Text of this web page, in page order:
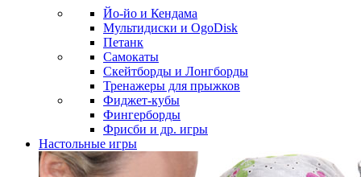
Йо-йо и Кендама
Мультидиски и OgoDisk
Петанк
Самокаты
Скейтборды и Лонгборды
Тренажеры для прыжков
Фиджет-кубы
Фингерборды
Фрисби и др. игры
Настольные игры